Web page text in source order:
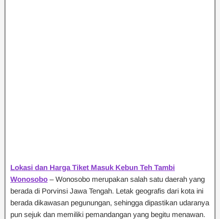
Lokasi dan Harga Tiket Masuk Kebun Teh Tambi
Wonosobo – Wonosobo merupakan salah satu daerah yang
berada di Porvinsi Jawa Tengah. Letak geografis dari kota ini
berada dikawasan pegunungan, sehingga dipastikan udaranya
pun sejuk dan memiliki pemandangan yang begitu menawan.